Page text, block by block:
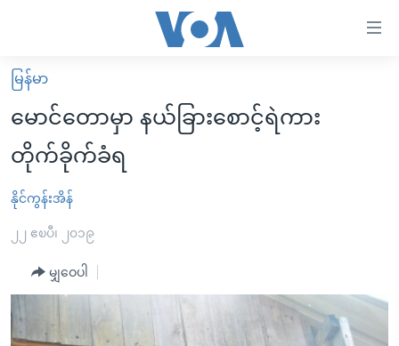
လွယ်ကူ
စေ
သည့်
Link
များ
ပင်မ
ကျော်
ကြည့်
မူလစာမျက်နှာ
မြန်မာ
ကမ္ဘာ့သတင်းများ
နိုင်ငံတကာ
အစ္စရေး-ပါလက်စတိုင်း
ဗွီဒီယို
အင်္ဂလိပ်စာလေ့လာမယ်
အမေရိကန်သုံးအီဒီယံ
အပတ်စဉ်ကဏ္ဍများ
မြန်မာ
မောင်တောမှာ နယ်ခြားစောင့်ရဲကား
တိုက်ခိုက်ခံရ
နိုင်ကွန်းအိန်
၂၂ ဧၿပီ၊ ၂၀၁၉
မျှဝေပါ